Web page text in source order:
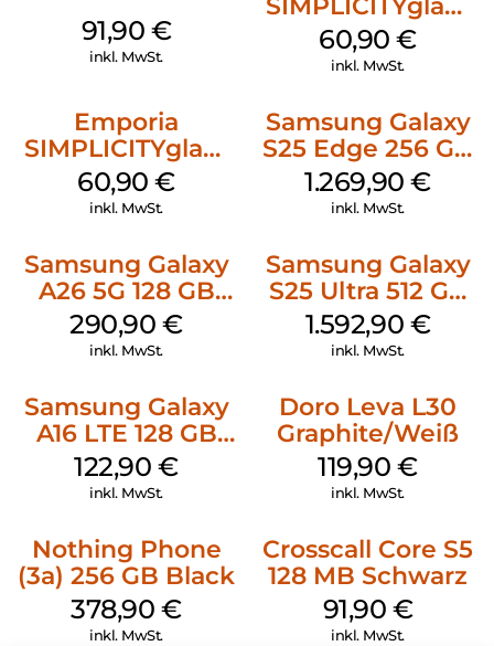
91,90 €
inkl. MwSt.
SIMPLICITYglam
Schwarz
60,90€
inkl. MwSt.
Emporia
SIMPLICITYglam
Weiss
60,90€
inkl. MwSt.
Samsung Galaxy
S25 Edge 256 GB
Titanium Silver
1.269,90€
inkl. MwSt.
Samsung Galaxy
A26 5G 128 GB
Mint
290,90€
inkl. MwSt.
Samsung Galaxy
S25 Ultra 512 GB
Titanium
Silverblue
1.592,90 €
inkl. MwSt.
Samsung Galaxy
A16 LTE 128 GB
Black
122,90€
inkl. MwSt.
Doro Leva L30
Graphite/Weiß
119,90€
inkl. MwSt.
Nothing Phone
(3a) 256 GB Black
378,90€
inkl. MwSt.
Crosscall Core S5
128 MB Schwarz
91,90 €
inkl. MwSt.